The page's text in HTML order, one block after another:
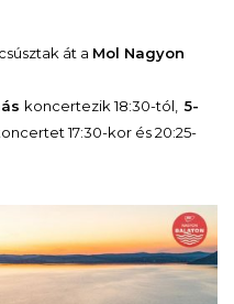
át a Mol Nagyon
koncertezik 18:30-tól,5-
17:30-kor és 20:25-